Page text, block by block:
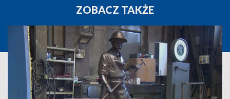
ZOBACZ TAKŻE